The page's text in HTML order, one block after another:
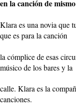
en la canción de
Klara es una novia que
que es para la canción
la cómplice de esas
músico de los bares y la
calle. Klara es la
canciones.